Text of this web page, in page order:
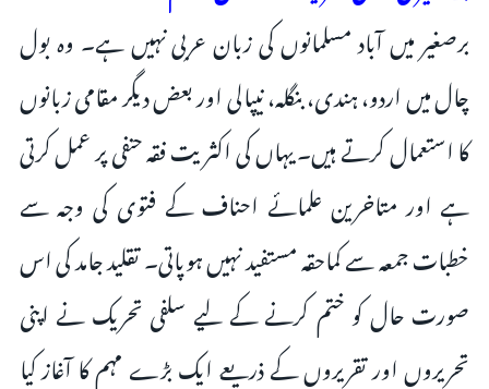
برصغیر میں آباد مسلمانوں کی زبان عربی نہیں ہے۔ وہ بول
چال میں اردو، ہندی، بنگلہ، نیپالی اور بعض دیگر مقامی زبانوں
کا استعمال کرتے ہیں۔ یہاں کی اکثریت فقہ حنفی پر عمل کرتی
ہے اور متاخرین علمائے احناف کے فتوی کی وجہ سے
خطبات جمعہ سے کماحقہ مستفید نہیں ہوپاتی۔ تقلید جامد کی اس
صورت حال کو ختم کرنے کے لیے سلفی تحریک نے اپنی
تحریروں اور تقریروں کے ذریعے ایک بڑے مہم کا آغاز کیا